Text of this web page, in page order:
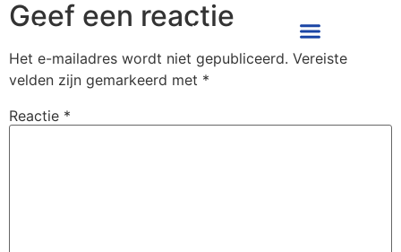
Alwin Grijseels
Geef een reactie
Het e-mailadres wordt niet gepubliceerd. Vereiste
velden zijn gemarkeerd met *
Reactie *